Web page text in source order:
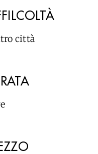
città